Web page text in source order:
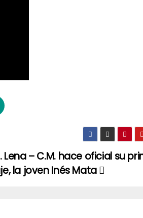
Lena – C.M. hace oficial su
la joven Inés Mata